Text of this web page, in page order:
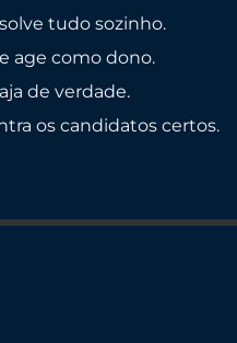
tudo sozinho.
age como dono.
de verdade.
os candidatos certos.